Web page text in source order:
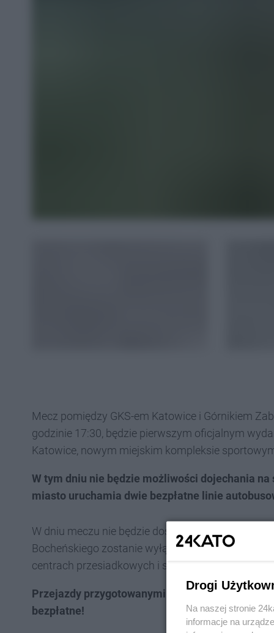
Mecz pomiędzy GKS-em Katowice i Górnikiem
godzinie 17:30, będzie pierwszym oficjalnym
Katowice, nowym miejskim kompleksie
W tym dniu nie będzie możliwości dojechania
miasto uruchamia dwie bezpłatne linie
W dniu meczu nie będzie dostępnych miejsc
Bocheńskiego zostanie wyłączony z ruchu.
centrach przesiadkowych i skorzystanie z
Przejazdy przygotowanymi na ten dzień
bezpłatne!
Drogi
Na naszej stronie
informacje na